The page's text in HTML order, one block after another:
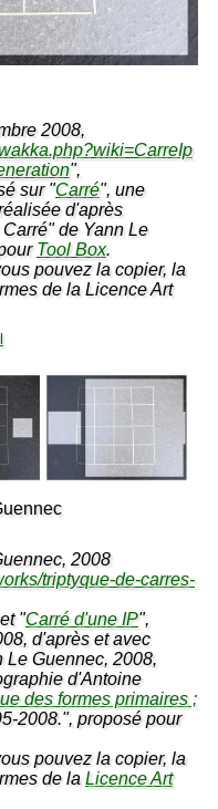
2008,
",
sur "Carré", une
d'après
Carré" de Yann Le
Tool Box.
pouvez la copier, la
de la Licence Art
2008
triptyque-de-carres-
"Carré d'une IP",
d'après et avec
Le Guennec, 2008,
d'Antoine
des formes primaires ;
2008.", proposé pour
pouvez la copier, la
de laLicence Art